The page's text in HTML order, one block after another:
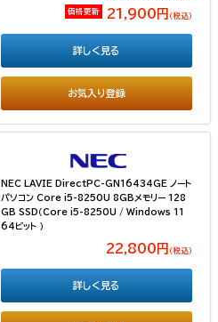
価格更新 21,900円 （税込）
お気入り登録
詳しく見る
NEC LAVIE DirectPC-GN16434GE ノート
パソコン Core i5-8250U 8GBメモリー 128
GB SSD（Core i5-8250U / Windows 11
64ビット ）
22,800円 （税込）
詳しく見る